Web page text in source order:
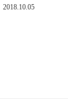
2018.10.05